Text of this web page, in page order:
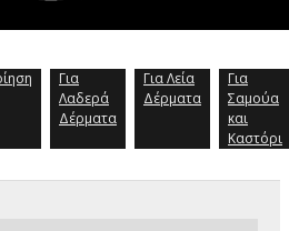
Για
Λαδερά
Δέρματα
Για Λεία
Δέρματα
Για
Σαμούα
και
Καστόρι